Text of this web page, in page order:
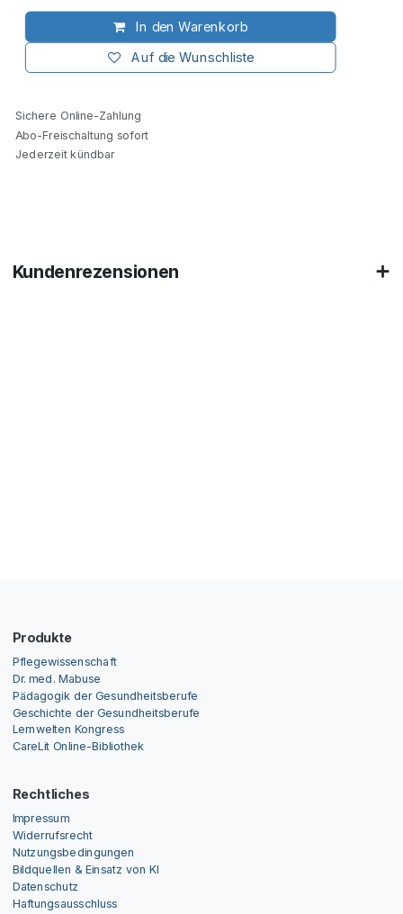
In den Warenkorb
Auf die Wunschliste
Sichere Online-Zahlung
Abo-Freischaltung sofort
Jederzeit kündbar
Kundenrezensionen
Produkte
Pflegewissenschaft
Dr. med. Mabuse
Pädagogik der Gesundheitsberufe
Geschichte der Gesundheitsberufe
Lernwelten Kongress
CareLit Online-Bibliothek
Rechtliches
Impressum
Widerrufsrecht
Nutzungsbedingungen
Bildquellen & Einsatz von KI
Datenschutz
Haftungsausschluss